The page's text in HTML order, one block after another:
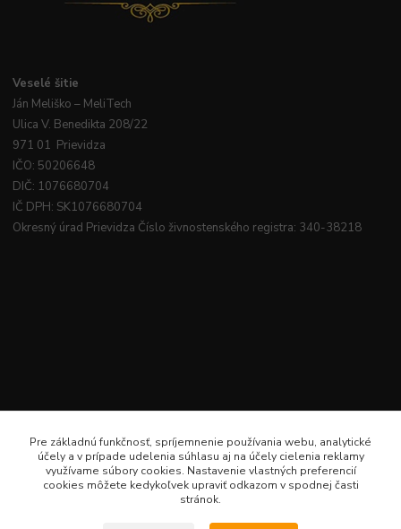
Veselé šitie
Ján Meliško – MeliTech
Ulica V. Benedikta 208/22
971 01 Prievidza
IČO: 50206648
DIČ: 1076680704
IČ DPH: SK1076680704
Okresný úrad Prievidza Číslo živnostenského registra: 340-38218
Pre základnú funkčnosť, spríjemnenie používania webu, analytické
účely a v prípade udelenia súhlasu aj na účely cielenia reklamy
využívame súbory cookies. Nastavenie vlastných preferencií
cookies môžete kedykoľvek upraviť odkazom v spodnej časti
stránok.